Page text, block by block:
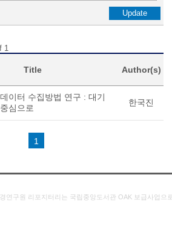
1
Title Author(s)
이터 수집방법 연구 : 대기
심으로
한국진
1
연구원 리포지터리는 국립중앙도서관 OAK 보급사업